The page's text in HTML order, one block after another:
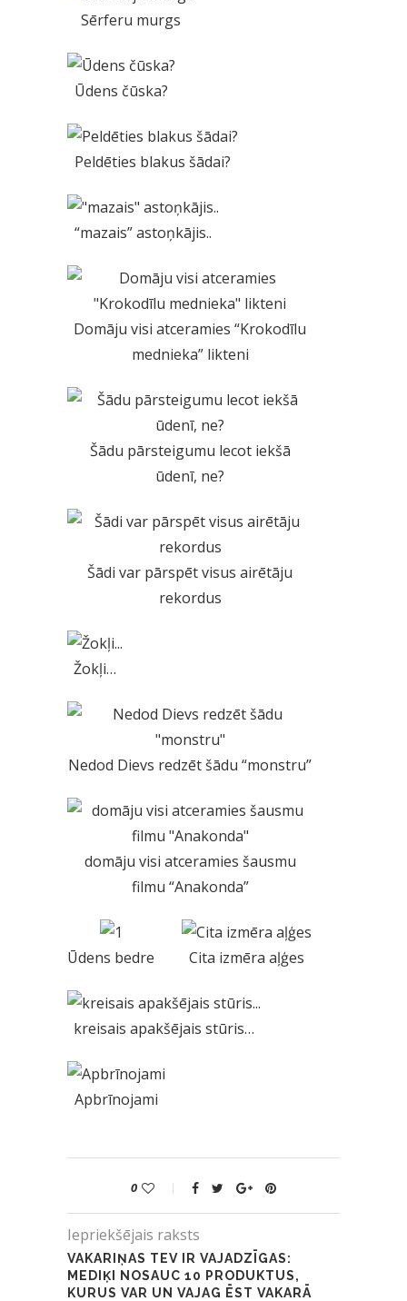
Sērferu murgs
Ūdens čūska?
Peldēties blakus šādai?
“mazais” astoņkājis..
Domāju visi atceramies “Krokodīlu
mednieka” likteni
Šādu pārsteigumu lecot iekšā
ūdenī, ne?
Šādi var pārspēt visus airētāju
rekordus
Žokļi…
Nedod Dievs redzēt šādu “monstru”
domāju visi atceramies šausmu
filmu “Anakonda”
Ūdens bedre Cita izmēra aļģes
kreisais apakšējais stūris…
Apbrīnojami
0
Iepriekšējais raksts
VAKARIŅAS TEV IR VAJADZĪGAS:
MEDIĶI NOSAUC 10 PRODUKTUS,
KURUS VAR UN VAJAG ĒST VAKARĀ